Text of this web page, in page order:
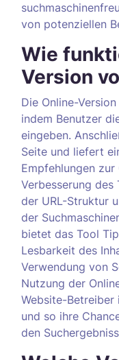
von potenziellen
Wie
Version
Die Online-
indem Benutzer
eingeben.
Seite und liefert
Empfehlungen
Verbesserung des
der URL-Struktur
der
bietet das Tool
Lesbarkeit des
Verwendung von
Nutzung der
Website-
und so ihre
den